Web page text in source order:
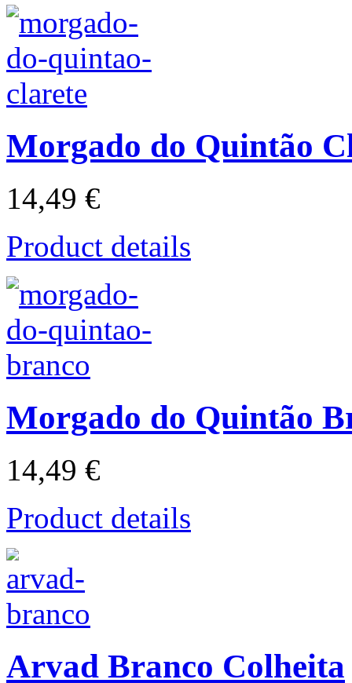
Morgado do Quintão
14,49 €
Product details
Morgado do Quintão
14,49 €
Product details
Arvad Branco Colheita